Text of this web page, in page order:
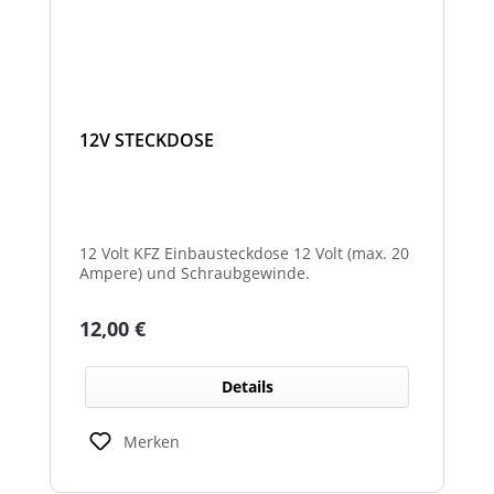
12V STECKDOSE
12 Volt KFZ Einbausteckdose 12 Volt (max. 20
Ampere) und Schraubgewinde.
Regulärer Preis:
12,00 €
Details
Merken